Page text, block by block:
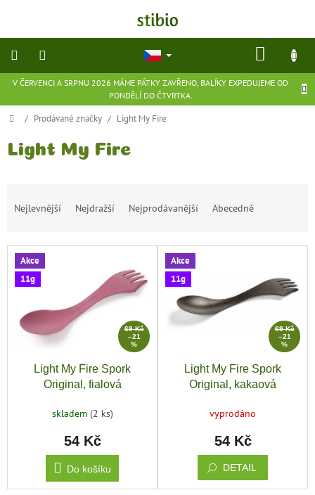
V ČERVENCI A SRPNU 2026 MÁME PÁTKY ZAVŘENO, BALÍKY EXPEDUJEME OD
PONDĚLÍ DO ČTVRTKA.
přírodní
stravy
hry
flexibilní
zachraň
zboží
Značky
Domů
/ Prodávané značky / Light My Fire
Light My Fire
aNejlevnější Nejdražší Nejprodávanější Abecedně
V
Akce
11g
69 Kč
–21
%
Light My Fire Spork
Original, fialová
skladem (2 ks)
54 Kč
Do košíku
Akce
11g
69 Kč
–21
%
Light My Fire Spork
Original, kakaová
vyprodáno
54 Kč
DETAIL